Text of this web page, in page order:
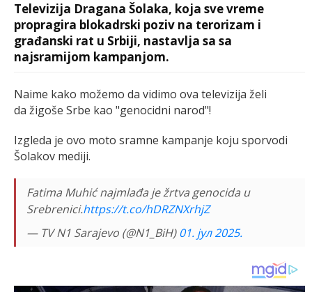
Televizija Dragana Šolaka, koja sve vreme
propragira blokadrski poziv na terorizam i
građanski rat u Srbiji, nastavlja sa sa
najsramijom kampanjom.
Naime kako možemo da vidimo ova televizija želi
da žigoše Srbe kao "genocidni narod"!
Izgleda je ovo moto sramne kampanje koju sporvodi
Šolakov mediji.
Fatima Muhić najmlađa je žrtva genocida u
Srebrenici.https://t.co/hDRZNXrhjZ
— TV N1 Sarajevo (@N1_BiH)01. јул 2025.